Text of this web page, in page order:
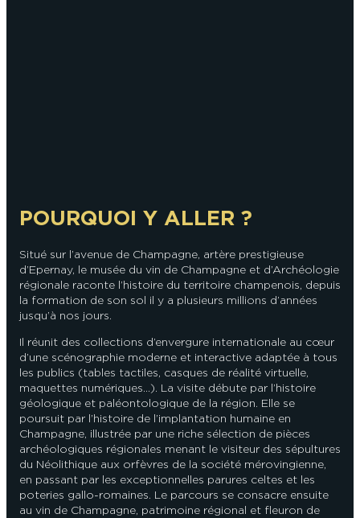
POURQUOI Y ALLER ?
Situé sur l’avenue de Champagne, artère prestigieuse
d’Epernay, le musée du vin de Champagne et d’Archéologie
régionale raconte l’histoire du territoire champenois, depuis
la formation de son sol il y a plusieurs millions d’années
jusqu’à nos jours.
Il réunit des collections d’envergure internationale au cœur
d’une scénographie moderne et interactive adaptée à tous
les publics (tables tactiles, casques de réalité virtuelle,
maquettes numériques...). La visite débute par l’histoire
géologique et paléontologique de la région. Elle se
poursuit par l’histoire de l’implantation humaine en
Champagne, illustrée par une riche sélection de pièces
archéologiques régionales menant le visiteur des sépultures
du Néolithique aux orfèvres de la société mérovingienne,
en passant par les exceptionnelles parures celtes et les
poteries gallo-romaines. Le parcours se consacre ensuite
au vin de Champagne, patrimoine régional et fleuron de